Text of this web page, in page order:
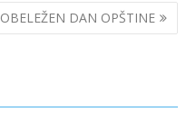
OBELEŽEN DAN OPŠTINE